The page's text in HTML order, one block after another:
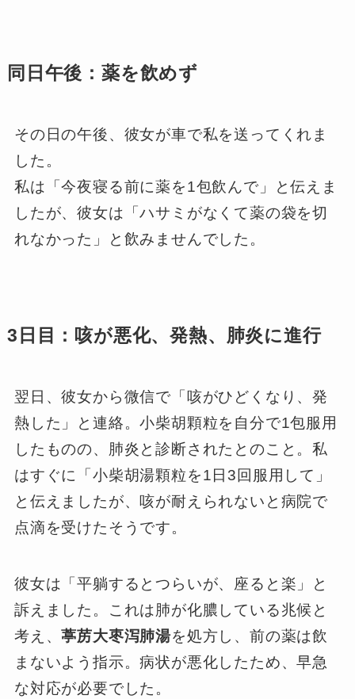
同日午後：薬を飲めず
その日の午後、彼女が車で私を送ってくれま
した。
私は「今夜寝る前に薬を1包飲んで」と伝えま
したが、彼女は「ハサミがなくて薬の袋を切
れなかった」と飲みませんでした。
3日目：咳が悪化、発熱、肺炎に進行
翌日、彼女から微信で「咳がひどくなり、発
熱した」と連絡。小柴胡顆粒を自分で1包服用
したものの、肺炎と診断されたとのこと。私
はすぐに「小柴胡湯顆粒を1日3回服用して」
と伝えましたが、咳が耐えられないと病院で
点滴を受けたそうです。
彼女は「平躺するとつらいが、座ると楽」と
訴えました。これは肺が化膿している兆候と
考え、葶苈大枣泻肺湯を処方し、前の薬は飲
まないよう指示。病状が悪化したため、早急
な対応が必要でした。